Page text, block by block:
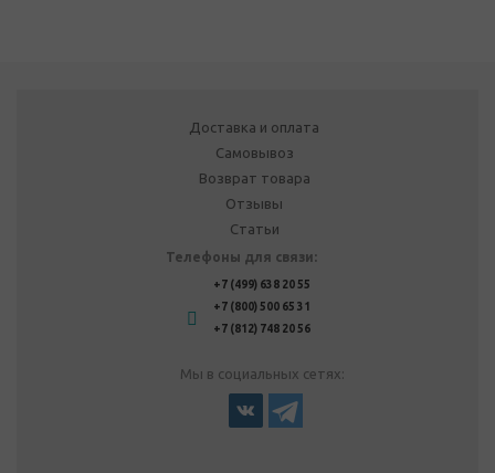
Доставка и оплата
Самовывоз
Возврат товара
Отзывы
Статьи
Телефоны для связи:
+7 (499) 638 20 55
+7 (800) 500 65 31
+7 (812) 748 20 56
Мы в социальных сетях: